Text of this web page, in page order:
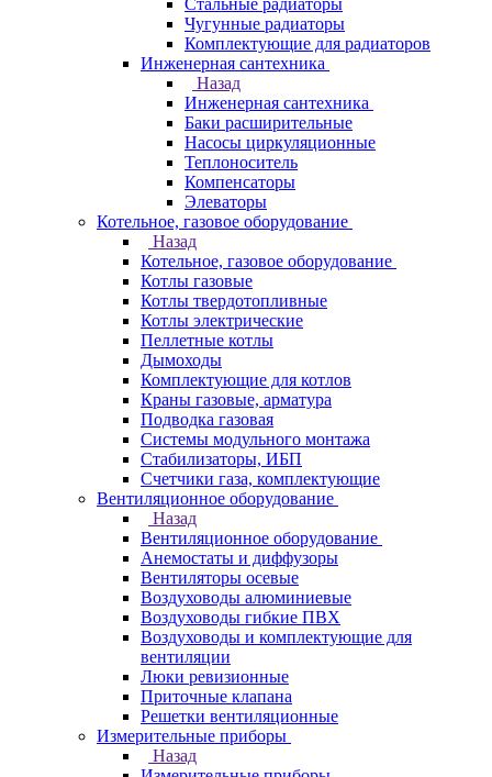
Стальные радиаторы
Чугунные радиаторы
Комплектующие для радиаторов
Инженерная сантехника
Назад
Инженерная сантехника
Баки расширительные
Насосы циркуляционные
Теплоноситель
Компенсаторы
Элеваторы
Котельное, газовое оборудование
Назад
Котельное, газовое оборудование
Котлы газовые
Котлы твердотопливные
Котлы электрические
Пеллетные котлы
Дымоходы
Комплектующие для котлов
Краны газовые, арматура
Подводка газовая
Системы модульного монтажа
Стабилизаторы, ИБП
Счетчики газа, комплектующие
Вентиляционное оборудование
Назад
Вентиляционное оборудование
Анемостаты и диффузоры
Вентиляторы осевые
Воздуховоды алюминиевые
Воздуховоды гибкие ПВХ
Воздуховоды и комплектующие для
вентиляции
Люки ревизионные
Приточные клапана
Решетки вентиляционные
Измерительные приборы
Назад